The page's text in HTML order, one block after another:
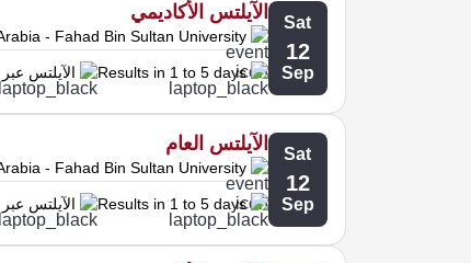
Sat
12
Sep
الآيلتس الأكاديمي
- Fahad Bin Sultan University
Results in 1 to 5 days الآيلتس
Sat
12
Sep
الآيلتس العام
- Fahad Bin Sultan University
Results in 1 to 5 days الآيلتس